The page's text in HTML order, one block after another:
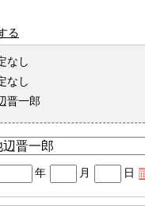
る
なし
なし
晋一郎
年 月 日